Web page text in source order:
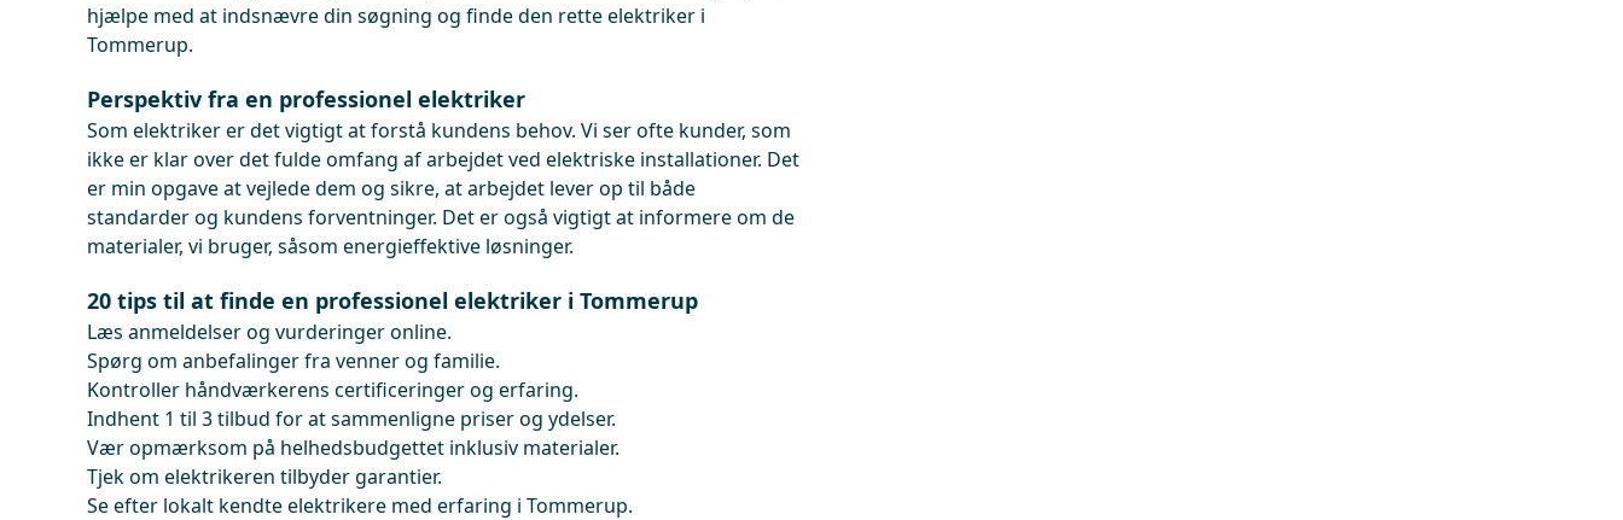
hjælpe med at indsnævre din søgning og finde den rette elektriker i
Tommerup.
Perspektiv fra en professionel elektriker
Som elektriker er det vigtigt at forstå kundens behov. Vi ser ofte kunder, som
ikke er klar over det fulde omfang af arbejdet ved elektriske installationer. Det
er min opgave at vejlede dem og sikre, at arbejdet lever op til både
standarder og kundens forventninger. Det er også vigtigt at informere om de
materialer, vi bruger, såsom energieffektive løsninger.
20 tips til at finde en professionel elektriker i Tommerup
Læs anmeldelser og vurderinger online.
Spørg om anbefalinger fra venner og familie.
Kontroller håndværkerens certificeringer og erfaring.
Indhent 1 til 3 tilbud for at sammenligne priser og ydelser.
Vær opmærksom på helhedsbudgettet inklusiv materialer.
Tjek om elektrikeren tilbyder garantier.
Se efter lokalt kendte elektrikere med erfaring i Tommerup.